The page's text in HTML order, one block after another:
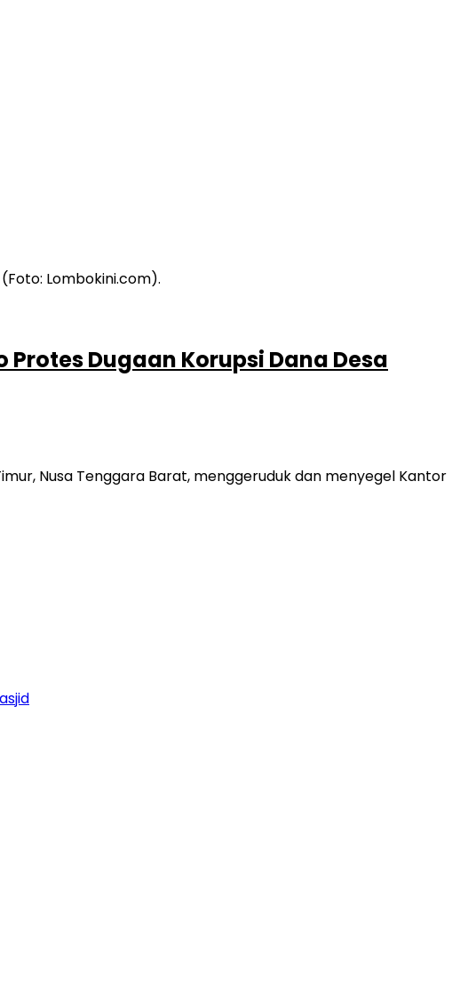
Dugaan Korupsi Dana Desa
Nusa Tenggara Barat, menggeruduk dan menyegel Kantor